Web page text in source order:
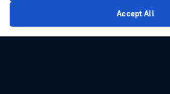
Accept All